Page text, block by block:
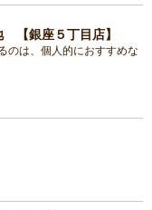
【銀座５丁目店】
のは、個人的におすすめな